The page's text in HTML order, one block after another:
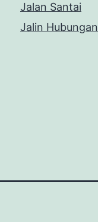
Jalan Santai
Jalin Hubungan